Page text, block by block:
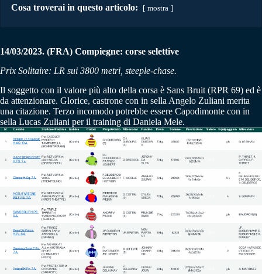
Cosa troverai in questo articolo: mostra
14/03/2023. (FRA) Compiegne: corse selettive
Prix Solitaire: LR sui 3800 metri, steeple-chase.
Il soggetto con il valore più alto della corsa è Sans Bruit (RPR 69) ed è
da attenzionare. Glorice, castrone con in sella Angelo Zuliani merita
una citazione. Terzo incomodo potrebbe essere Capodimonte con in
sella Lucas Zuliani per il training di Daniela Mele.